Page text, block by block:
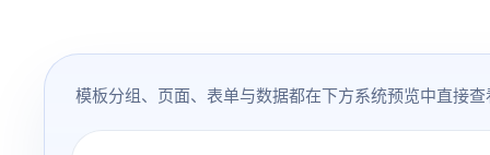
模板分组、页面、表单与数据都在下方系统预览中直接查